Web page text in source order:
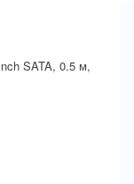
SATA, 0.5 м,